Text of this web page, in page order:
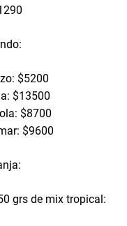
$5200
$13500
$8700
$9600
grs de mix tropical: